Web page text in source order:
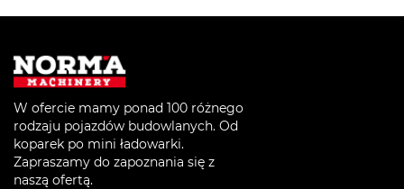
W ofercie mamy ponad 100 różnego
rodzaju pojazdów budowlanych. Od
koparek po mini ładowarki.
Zapraszamy do zapoznania się z
naszą ofertą.